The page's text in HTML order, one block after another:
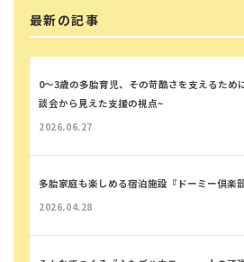
最新の記事
0～3歳の多胎育児、その苛酷さを支えるため
談会から見えた支援の視点~
2026.06.27
多胎家庭も楽しめる宿泊施設『ドーミー倶楽
2026.04.28